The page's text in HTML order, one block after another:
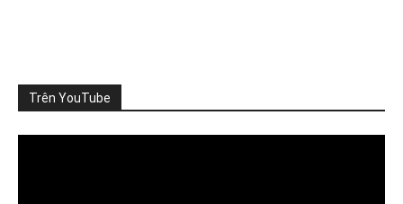
Photo
Trên YouTube